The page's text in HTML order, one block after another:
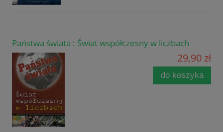
Państwa świata : Świat współczesny w liczbach
29,90 zł
do koszyka